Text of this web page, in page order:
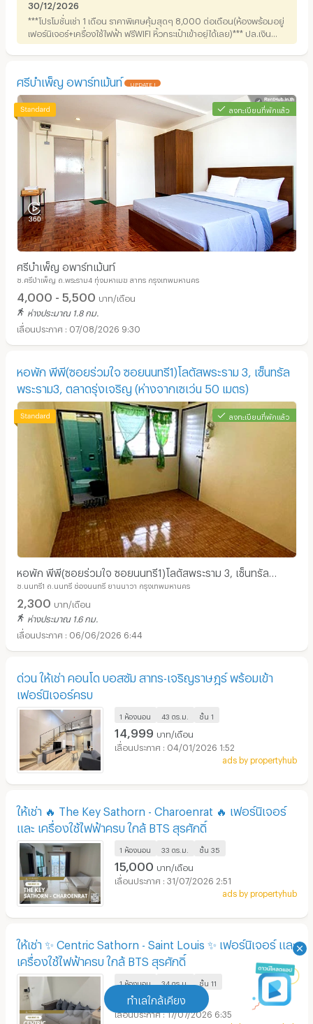
ทำเลใกล้เคียง
30/12/2026
***โปรโมชั่นเช่า 1 เดือน ราคาพิเศษคุ้มสุดๆ 8,000 ต่อเดือน(ห้องพร้อมอยู่
เฟอร์นิเจอร์+เครื่องใช้ไฟฟ้า ฟรีWIFI หิ้วกระเป๋าเข้าอยู่ได้เลย)*** ปล.เงิน
ประกัน 10,000บาท
ศรีบำเพ็ญ อพาร์ทเม้นท์ UPDATE !
ลงทะเบียนที่พักแล้ว
ศรีบำเพ็ญ อพาร์ทเม้นท์
ซ.ศรีบำเพ็ญ ถ.พระราม4 ทุ่งมหาเมฆ สาทร กรุงเทพมหานคร
4,000 - 5,500 บาท/เดือน
ห่างประมาณ 1.8 กม.
07/08/2026 9:30
หอพัก พีพี(ซอยร่วมใจ ซอยนนทรี1)โลตัสพระราม 3, เซ็นทรัล
พระราม3, ตลาดรุ่งเจริญ (ห่างจากเซเว่น 50 เมตร)
ลงทะเบียนที่พักแล้ว
หอพัก พีพี(ซอยร่วมใจ ซอยนนทรี1)โลตัสพระราม 3, เซ็นทรัล
พระราม3, ตลาดรุ่งเจริญ (ห่างจากเซเว่น 50 เมตร)
ซ.นนทรี1 ถ.นนทรี ช่องนนทรี ยานนาวา กรุงเทพมหานคร
2,300 บาท/เดือน
ห่างประมาณ 1.6 กม.
06/06/2026 6:44
ด่วน ให้เช่า คอนโด บอสซัม สาทร-เจริญราษฎร์ พร้อมเข้า
เฟอร์นิเจอร์ครบ
1 ห้องนอน 43 ตร.ม. ชั้น 1
14,999 บาท/เดือน
04/01/2026 1:52
ads by propertyhub
ให้เช่า 🔥 The Key Sathorn - Charoenrat 🔥 เฟอร์นิเจอร์
และ เครื่องใช้ไฟฟ้าครบ ใกล้ BTS สุรศักดิ์
1 ห้องนอน 33 ตร.ม. ชั้น 35
15,000 บาท/เดือน
31/07/2026 2:51
ads by propertyhub
ให้เช่า ✨ Centric Sathorn - Saint Louis ✨ เฟอร์นิเจอร์ และ
เครื่องใช้ไฟฟ้าครบ ใกล้ BTS สุรศักดิ์
1 ห้องนอน 34 ตร.ม. ชั้น 11
18,000 บาท/เดือน
17/07/2026 6:35